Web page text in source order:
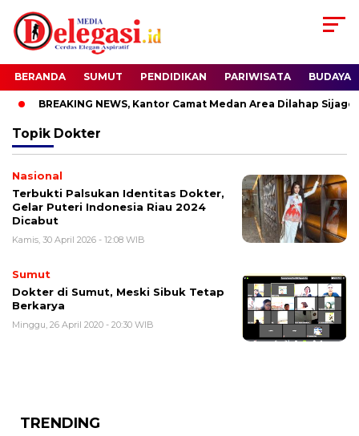
BERANDA SUMUT PENDIDIKAN PARIWISATA BUDAYA
BREAKING NEWS, Kantor Camat Medan Area Dilahap Sijago
Topik Dokter
Nasional
Terbukti Palsukan Identitas Dokter,
Gelar Puteri Indonesia Riau 2024
Dicabut
Kamis, 30 April 2026 - 12:08 WIB
Sumut
Dokter di Sumut, Meski Sibuk Tetap
Berkarya
Minggu, 26 April 2020 - 20:30 WIB
TRENDING